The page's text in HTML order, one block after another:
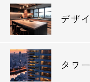
デザ
タワ